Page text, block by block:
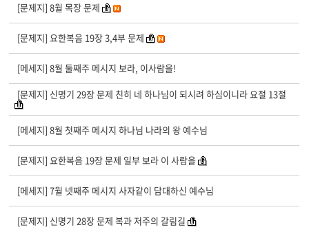
[문제지] 8월 목장 문제
[문제지] 요한복음 19장 3,4부 문제
[메세지] 8월 둘째주 메시지 보라, 이사람을!
[문제지] 신명기 29장 문제 친히 네 하나님이 되시려 하심이니라 요절 13절
[메세지] 8월 첫째주 메시지 하나님 나라의 왕 예수님
[문제지] 요한복음 19장 문제 일부 보라 이 사람을
[메세지] 7월 넷째주 메시지 사자같이 담대하신 예수님
[문제지] 신명기 28장 문제 복과 저주의 갈림길